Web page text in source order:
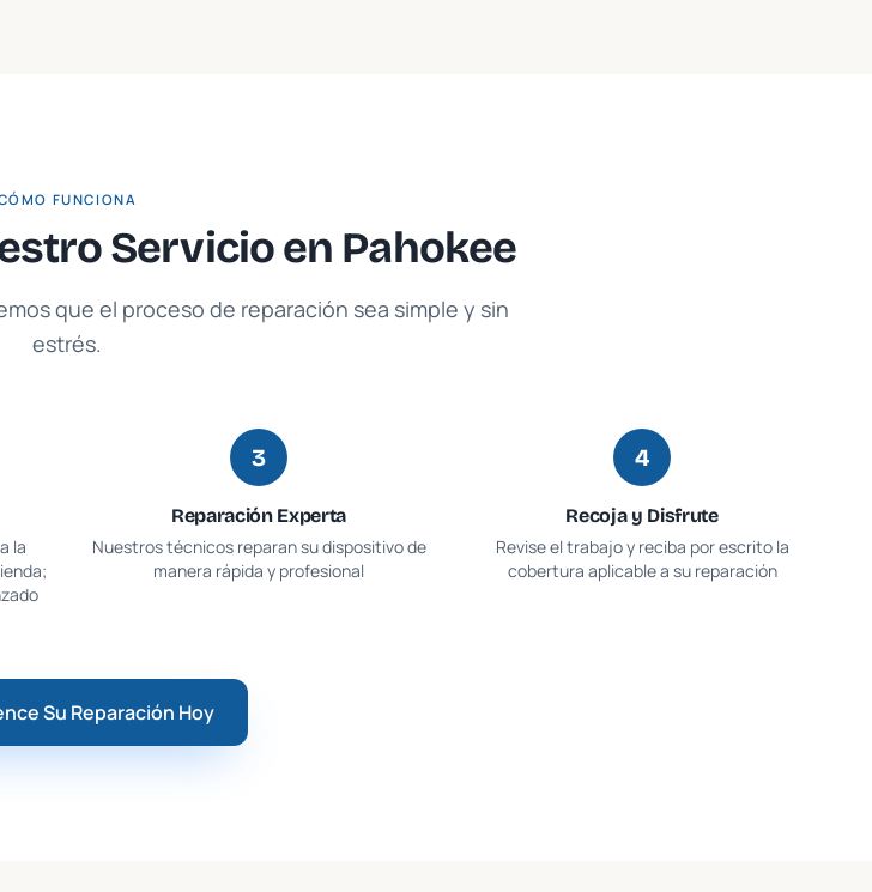
FUNCIONA
Servicio en Pahokee
que el proceso de reparación sea simple y sin
estrés.
la
3
Reparación Experta
Nuestros técnicos reparan su dispositivo de
manera rápida y profesional
4
Recoja y Disfrute
Revise el trabajo y reciba por escrito la
cobertura aplicable a su reparación
Su Reparación Hoy